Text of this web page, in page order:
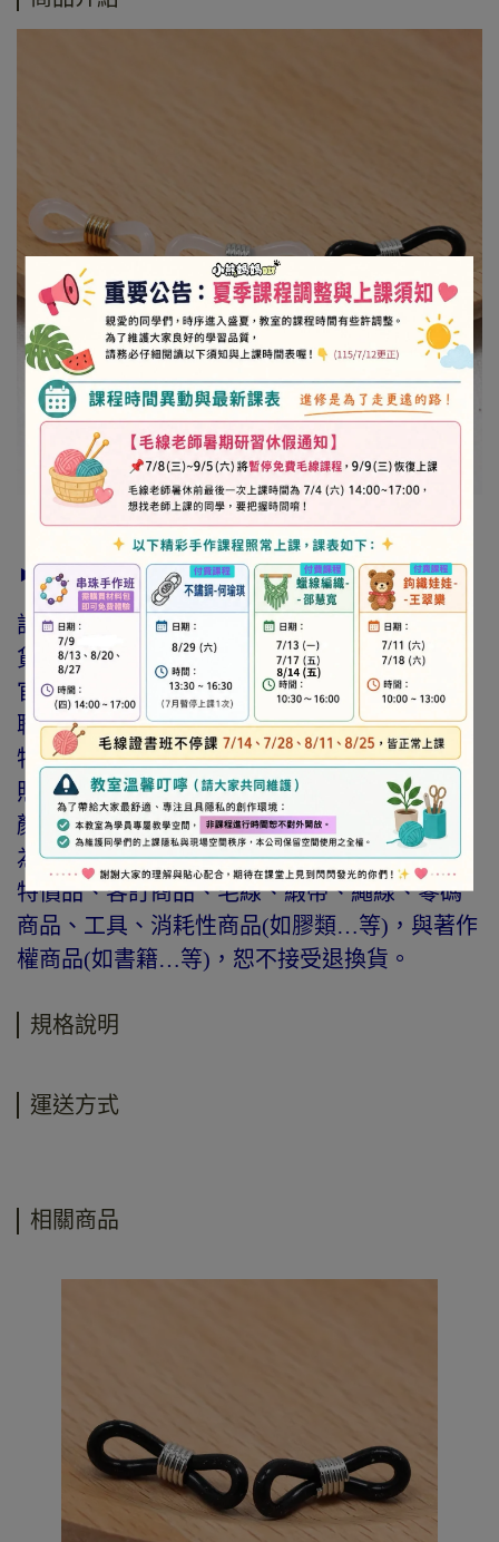
► 注意事項
訂購前請詳閱「線上訂購流程說明」及「退換
貨需知」，謝謝。
官網與門市同步銷售，如遇缺貨會由專人與您
聯繫。
特價商品，會員不再提供折扣優惠。
照片因拍攝光線與螢幕色差而有所差異，實際
顏色與網路呈現略有不同，將以實際出貨商品
為準。
特價品、客訂商品、毛線、緞帶、繩線、零碼
商品、工具、消耗性商品(如膠類…等)，與著作
權商品(如書籍…等)，恕不接受退換貨。
規格說明
運送方式
相關商品